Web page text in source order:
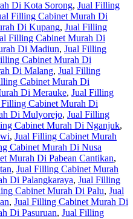
Di Kota Sorong, Jual Filling
Filling Cabinet Murah Di
Di Kupang, Jual Filling
Filling Cabinet Murah Di
Di Madiun, Jual Filling
Cabinet Murah Di
Di Malang, Jual Filling
Cabinet Murah Di
Di Merauke, Jual Filling
Filling Cabinet Murah Di
Di Mulyorejo, Jual Filling
Cabinet Murah Di Nganjuk,
, Jual Filling Cabinet Murah
Cabinet Murah Di Nusa
Murah Di Pabean Cantikan,
, Jual Filling Cabinet Murah
Di Palangkaraya, Jual Filling
Cabinet Murah Di Palu, Jual
, Jual Filling Cabinet Murah Di
Di Pasuruan, Jual Filling